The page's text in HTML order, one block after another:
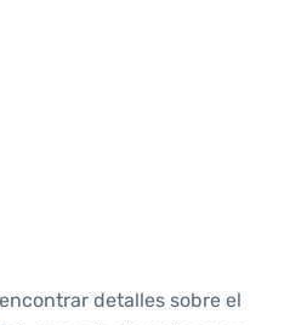
detalles sobre el